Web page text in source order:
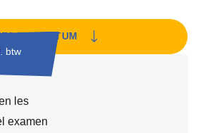
EEN DATUM
btw
les
examen